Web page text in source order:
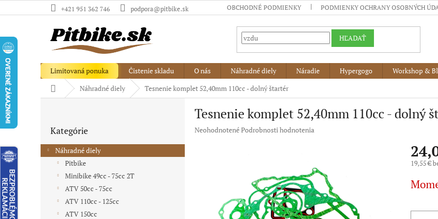
na
+421 951 362 746 podpora@pitbike.sk OBCHODNÉ PODMIENKY PODMIENKY OCHRANY OSOBNÝCH
HĽADAŤ
Limitovaná ponuka Čistenie skladu O nás Náhradné diely Náradie Hypergogo Workshop &
DomovNáhradné diely Tesnenie komplet 52,40mm 110cc - dolný štartér
ý
p
kategórie
Kategórie
Náhradné diely
Pitbike
Minibike 49cc - 75cc 2T
ATV 50cc - 75cc
ATV 110cc - 125cc
ATV 150cc
Tesnenie komplet 52,40mm 110cc - dolný
Priemerné
NeohodnotenéPodrobnosti hodnotenia
19,55 €
cena: